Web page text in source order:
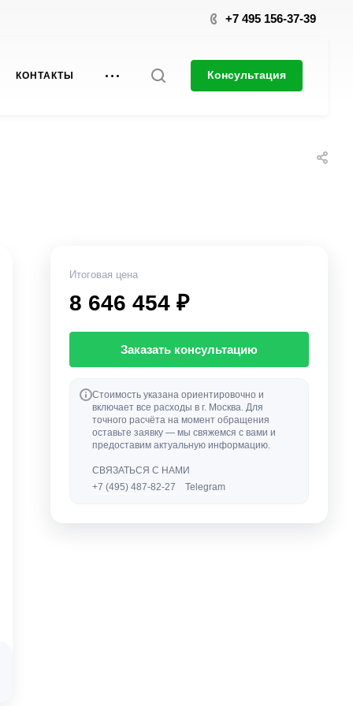
+7 495 156-37-39
КОНТАКТЫ Консультация
Итоговая цена
8 646 454 ₽
Заказать консультацию
Стоимость указана ориентировочно и
включает все расходы в г. Москва. Для
точного расчёта на момент обращения
оставьте заявку — мы свяжемся с вами и
предоставим актуальную информацию.
СВЯЗАТЬСЯ С НАМИ
+7 (495) 487-82-27
Telegram